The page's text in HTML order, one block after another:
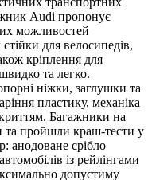
Audi пропонує
можливостей
стійки для велосипедів,
кріплення для
та легко.
ніжки, заглушки та
пластику, механіка
Багажники на
та пройшли краш-тести у
анодоване срібло
із рейлінгами
допустиму